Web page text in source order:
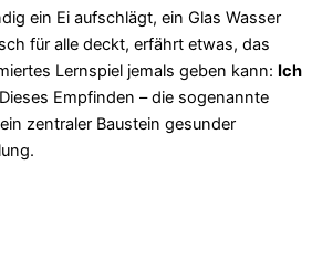
ein Ei aufschlägt, ein Glas Wasser
für alle deckt, erfährt etwas, das
Lernspiel jemals geben kann: Ich
Dieses Empfinden – die sogenannte
zentraler Baustein gesunder